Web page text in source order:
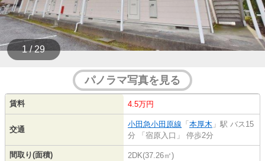
1 / 29
パノラマ写真を見る
賃料 4.5万円
交通
小田急小田原線 「 本厚木 」駅 バス15
分 「宿原入口」 停歩2分
間取り(面積) 2DK(37.26㎡)